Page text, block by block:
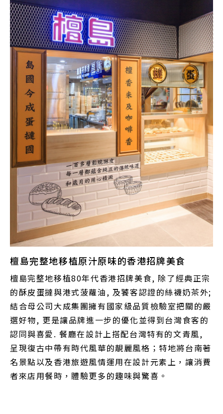
檀島完整地移植原汁原味的香港招牌美食
檀島完整地移植80年代香港招牌美食, 除了經典正宗
的酥皮蛋撻與港式菠蘿油, 及饕客認證的絲襪奶茶外;
結合母公司大成集團擁有國家級品質檢驗室把關的嚴
選好物, 更是讓品牌進一步的優化並得到台灣食客的
認同與喜愛. 餐廳在設計上搭配台灣特有的文青風,
呈現復古中帶有時代風華的靚麗風格；特地將台南著
名景點以及香港旅遊風情運用在設計元素上，讓消費
者來店用餐時，體驗更多的趣味與驚喜。